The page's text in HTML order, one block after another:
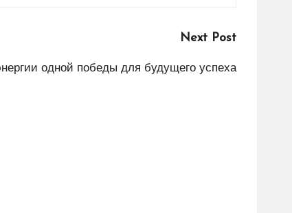
Next Post
одной победы для будущего успеха